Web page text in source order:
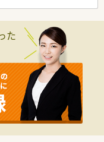
ムを独自開発していま
を続けている調剤シス
せ、業務効率化を図るほ
スタッフを守っていま
場合も、迅速に対応でき
た